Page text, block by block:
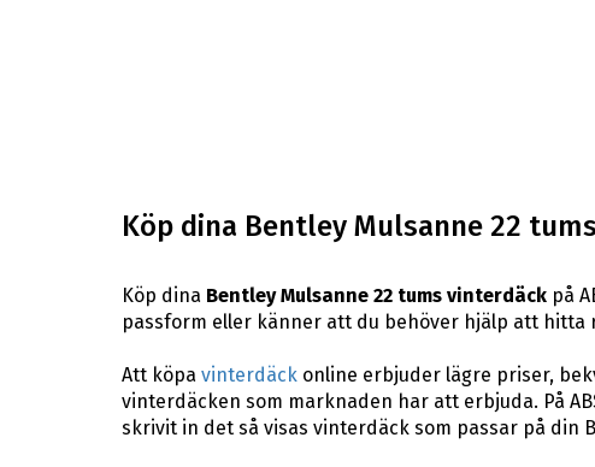
Köp dina Bentley Mulsanne 22
Köp dina Bentley Mulsanne 22 tums vinterdäckpå
passform eller känner att du behöver hjälp att
Att köpa vinterdäckonline erbjuder lägre priser,
vinterdäcken som marknaden har att erbjuda. På
skrivit in det så visas vinterdäck som passar på din